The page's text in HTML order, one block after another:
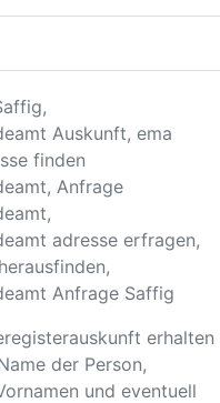
Auskunft, ema
finden
Anfrage
adresse erfragen,
Anfrage Saffig
erhalten
der Person,
und eventuell